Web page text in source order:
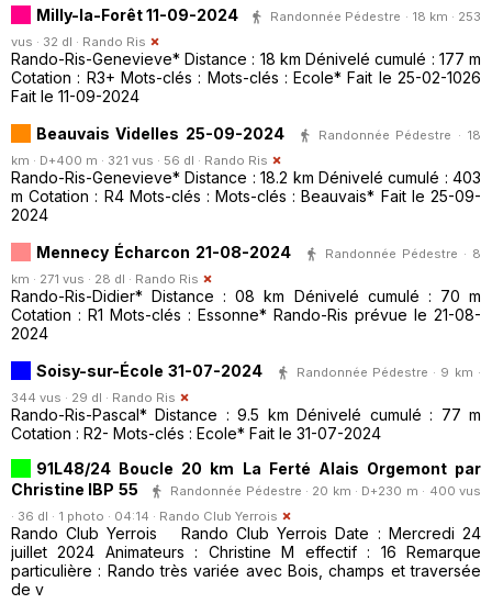
Milly-la-Forêt 11-09-2024
Randonnée Pédestre · 18 km · 253
vus · 32 dl · Rando Ris
Rando-Ris-Genevieve* Distance : 18 km Dénivelé cumulé : 177 m
Cotation : R3+ Mots-clés : Mots-clés : Ecole* Fait le 25-02-1026
Fait le 11-09-2024
Beauvais Videlles 25-09-2024
Randonnée Pédestre · 18
km · D+400 m · 321 vus · 56 dl · Rando Ris
Rando-Ris-Genevieve* Distance : 18.2 km Dénivelé cumulé : 403
m Cotation : R4 Mots-clés : Mots-clés : Beauvais* Fait le 25-09-
2024
Mennecy Écharcon 21-08-2024
Randonnée Pédestre · 8
km · 271 vus · 28 dl · Rando Ris
Rando-Ris-Didier* Distance : 08 km Dénivelé cumulé : 70 m
Cotation : R1 Mots-clés : Essonne* Rando-Ris prévue le 21-08-
2024
Soisy-sur-École 31-07-2024
Randonnée Pédestre · 9 km ·
344 vus · 29 dl · Rando Ris
Rando-Ris-Pascal* Distance : 9.5 km Dénivelé cumulé : 77 m
Cotation : R2- Mots-clés : Ecole* Fait le 31-07-2024
91L48/24 Boucle 20 km La Ferté Alais Orgemont par
Christine IBP 55
Randonnée Pédestre · 20 km · D+230 m · 400 vus
· 36 dl · 1 photo · 04:14 · Rando Club Yerrois
Rando Club Yerrois Rando Club Yerrois Date : Mercredi 24
juillet 2024 Animateurs : Christine M effectif : 16 Remarque
particulière : Rando très variée avec Bois, champs et traversée
de v